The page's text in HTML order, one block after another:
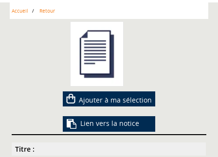
Accueil Retour
Ajouter à ma sélection
Lien vers la notice
Titre :